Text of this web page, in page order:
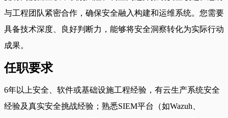
与工程团队紧密合作，确保安全融入构建和运维系统。您需要
具备技术深度、良好判断力，能够将安全洞察转化为实际行动
成果。
任职要求
6年以上安全、软件或基础设施工程经验，有云生产系统安全
经验及真实安全挑战经验；熟悉SIEM平台（如Wazuh、